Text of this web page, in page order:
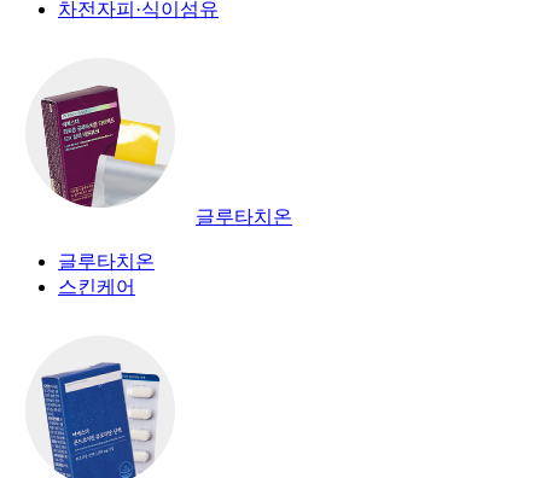
차전자피·식이섬유
글루타치온
글루타치온
스킨케어